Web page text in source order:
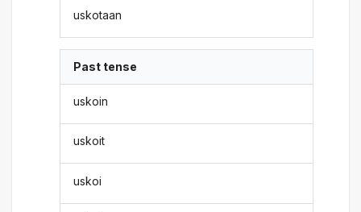
uskotaan
Past tense
uskoin
uskoit
uskoi